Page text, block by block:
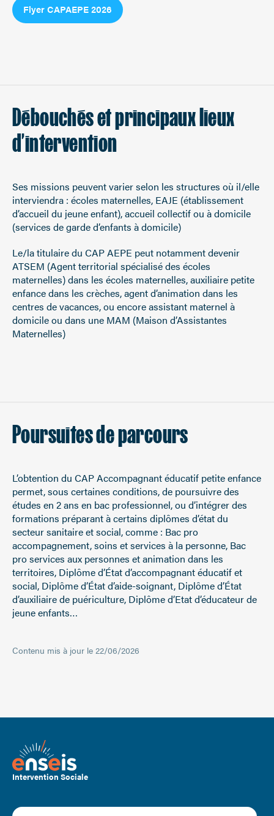
Flyer CAPAEPE 2026
Débouchés et principaux lieux
d’intervention
Ses missions peuvent varier selon les structures où il/elle
interviendra : écoles maternelles, EAJE (établissement
d’accueil du jeune enfant), accueil collectif ou à domicile
(services de garde d’enfants à domicile)
Le/la titulaire du CAP AEPE peut notamment devenir
ATSEM (Agent territorial spécialisé des écoles
maternelles) dans les écoles maternelles, auxiliaire petite
enfance dans les crèches, agent d’animation dans les
centres de vacances, ou encore assistant maternel à
domicile ou dans une MAM (Maison d’Assistantes
Maternelles)
Poursuites de parcours
L’obtention du CAP Accompagnant éducatif petite enfance
permet, sous certaines conditions, de poursuivre des
études en 2 ans en bac professionnel, ou d’intégrer des
formations préparant à certains diplômes d’état du
secteur sanitaire et social, comme : Bac pro
accompagnement, soins et services à la personne, Bac
pro services aux personnes et animation dans les
territoires, Diplôme d’État d’accompagnant éducatif et
social, Diplôme d’État d’aide-soignant, Diplôme d’État
d’auxiliaire de puériculture, Diplôme d’Etat d’éducateur de
jeune enfants…
Contenu mis à jour le 22/06/2026
Intervention Sociale